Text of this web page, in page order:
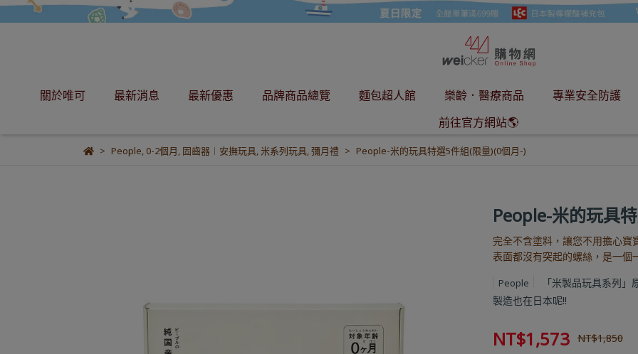
關於唯可 最新消息 最新優惠 品牌商品總覽 麵包超人館 樂齡．醫療商品
專業安全防護
前往官方網站🌎
People,0-2個月,固齒器︱安撫玩具,米系列玩具,彌月禮 People-米的玩具特選5件組(限量)(0個月-)
People-米的玩具
完全不含塗料，讓您不用擔心
表面都沒有突起的螺絲，是一
People
「米製品玩具系列
製造也在日本呢!!
NT$1,573 NT$1,850